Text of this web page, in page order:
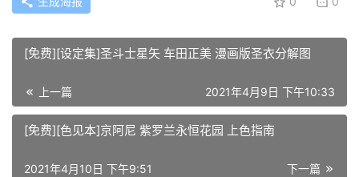
[免费][设定集]圣斗士星矢 车田正美 漫画版圣衣分解图
上一篇 2021年4月9日 下午10:33
[免费][色见本]京阿尼 紫罗兰永恒花园 上色指南
下一篇
2021年4月10日 下午9:51